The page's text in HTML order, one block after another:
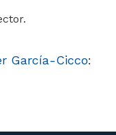
García-Cicco: